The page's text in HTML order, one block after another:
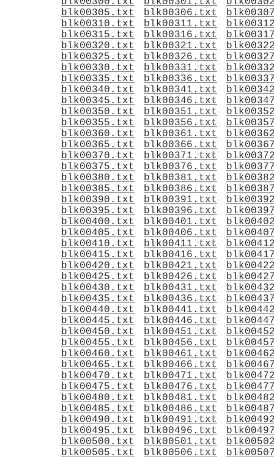
blk00305.txt
blk00306.txt
blk00310.txt
blk00311.txt
blk00315.txt
blk00316.txt
blk00320.txt
blk00321.txt
blk00325.txt
blk00326.txt
blk00330.txt
blk00331.txt
blk00335.txt
blk00336.txt
blk00340.txt
blk00341.txt
blk00345.txt
blk00346.txt
blk00350.txt
blk00351.txt
blk00355.txt
blk00356.txt
blk00360.txt
blk00361.txt
blk00365.txt
blk00366.txt
blk00370.txt
blk00371.txt
blk00375.txt
blk00376.txt
blk00380.txt
blk00381.txt
blk00385.txt
blk00386.txt
blk00390.txt
blk00391.txt
blk00395.txt
blk00396.txt
blk00400.txt
blk00401.txt
blk00405.txt
blk00406.txt
blk00410.txt
blk00411.txt
blk00415.txt
blk00416.txt
blk00420.txt
blk00421.txt
blk00425.txt
blk00426.txt
blk00430.txt
blk00431.txt
blk00435.txt
blk00436.txt
blk00440.txt
blk00441.txt
blk00445.txt
blk00446.txt
blk00450.txt
blk00451.txt
blk00455.txt
blk00456.txt
blk00460.txt
blk00461.txt
blk00465.txt
blk00466.txt
blk00470.txt
blk00471.txt
blk00475.txt
blk00476.txt
blk00480.txt
blk00481.txt
blk00485.txt
blk00486.txt
blk00490.txt
blk00491.txt
blk00495.txt
blk00496.txt
blk00500.txt
blk00501.txt
blk00505.txt
blk00506.txt